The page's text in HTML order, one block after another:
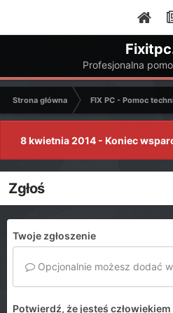
Profesjonalna
Strona główna FIX PC - Pomoc
8 kwietnia 2014 - Koniec
Zgłoś
Twoje zgłoszenie
Opcjonalnie możesz dodać
Potwierdź, że jesteś człowiekiem